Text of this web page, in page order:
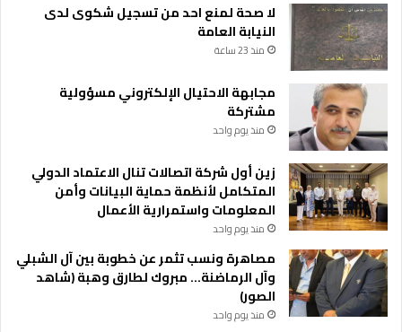
لا صحة لمنع احد من تسجيل شكوى لدى
النيابة العامة
منذ 23 ساعة
مجابهة الاحتيال الإلكتروني مسؤولية
مشتركة
منذ يوم واحد
زين أول شركة اتصالات تنال الاعتماد الدولي
المتكامل لأنظمة حماية البيانات وأمن
المعلومات واستمرارية الأعمال
منذ يوم واحد
مصاهرة ونسب تثمر عن خطوبة بين آل الشبلي
وآل الرماضنة… مبروك لطارق وهبة (شاهد
الصور)
منذ يوم واحد